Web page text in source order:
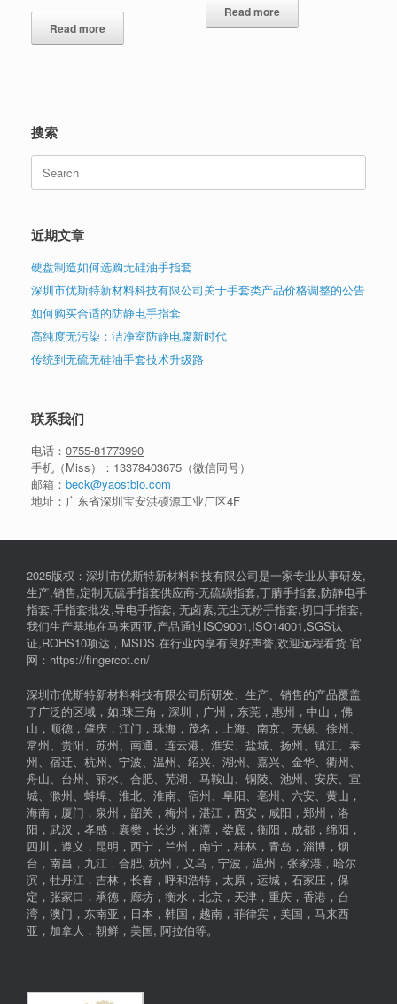
Read more
Read more
搜索
for:
近期文章
硬盘制造如何选购无硅油手指套
深圳市优斯特新材料科技有限公司关于手套类产品价格调整的公告
如何购买合适的防静电手指套
高纯度无污染：洁净室防静电腐新时代
传统到无硫无硅油手套技术升级路
联系我们
电话： 0755-81773990
手机（Miss）： 13378403675 （微信同号）
邮箱： beck@yaostbio.com
地址：广东省深圳宝安洪硕源工业厂区4F
2025版权：深圳市优斯特新材料科技有限公司是一家专业从事研发,
生产,销售,定制无硫手指套供应商-无硫磺指套,丁腈手指套,防静电手
指套,手指套批发,导电手指套, 无卤素,无尘无粉手指套,切口手指套,
我们生产基地在马来西亚,产品通过ISO9001,ISO14001,SGS认
证,ROHS10项达，MSDS.在行业内享有良好声誉,欢迎远程看货.官
网：https://fingercot.cn/
深圳市优斯特新材料科技有限公司所研发、生产、销售的产品覆盖
了广泛的区域，如:珠三角，深圳，广州，东莞，惠州，中山，佛
山，顺德，肇庆，江门，珠海，茂名，上海、南京、无锡、徐州、
常州、贵阳、苏州、南通、连云港、淮安、盐城、扬州、镇江、泰
州、宿迁、杭州、宁波、温州、绍兴、湖州、嘉兴、金华、衢州、
舟山、台州、丽水、合肥、芜湖、马鞍山、铜陵、池州、安庆、宣
城、滁州、蚌埠、淮北、淮南、宿州、阜阳、亳州、六安、黄山，
海南，厦门，泉州，韶关，梅州，湛江，西安，咸阳，郑州，洛
阳，武汉，孝感，襄樊，长沙，湘潭，娄底，衡阳，成都，绵阳，
四川，遵义，昆明，西宁，兰州，南宁，桂林，青岛，淄博，烟
台，南昌，九江，合肥, 杭州，义乌，宁波，温州，张家港，哈尔
滨，牡丹江，吉林，长春，呼和浩特，太原，运城，石家庄，保
定，张家口，承德，廊坊，衡水，北京，天津，重庆，香港，台
湾，澳门，东南亚，日本，韩国，越南，菲律宾，美国，马来西
亚，加拿大，朝鲜，美国, 阿拉伯等。